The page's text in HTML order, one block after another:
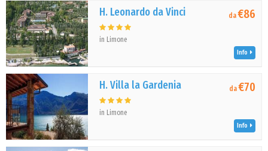
H. Leonardo da Vinci
in Limone
da€86
Info
H. Villa la Gardenia
in Limone
da€70
Info